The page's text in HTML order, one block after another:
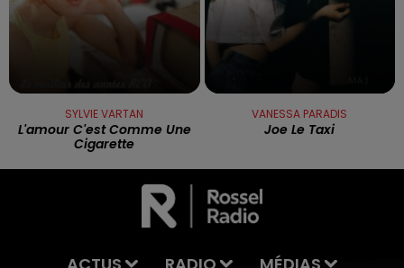
SYLVIE VARTAN
L'amour C'est Comme Une
Cigarette
VANESSA PARADIS
Joe Le Taxi
ACTUS RADIO MÉDIAS